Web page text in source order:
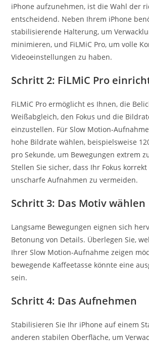
iPhone aufzunehmen, ist die Wahl der
entscheidend. Neben Ihrem iPhone
stabilisierende Halterung, um
minimieren, und FiLMiC Pro, um volle
Videoeinstellungen zu haben.
Schritt 2: FiLMiC Pro
FiLMiC Pro ermöglicht es Ihnen, die
Weißabgleich, den Fokus und die
einzustellen. Für Slow Motion-
hohe Bildrate wählen, beispielsweise
pro Sekunde, um Bewegungen extrem
Stellen Sie sicher, dass Ihr Fokus
unscharfe Aufnahmen zu vermeiden.
Schritt 3: Das Motiv wählen
Langsame Bewegungen eignen sich
Betonung von Details. Überlegen Sie,
Ihrer Slow Motion-Aufnahme zeigen
bewegende Kaffeetasse könnte eine
sein.
Schritt 4: Das Aufnehmen
Stabilisieren Sie Ihr iPhone auf einem
anderen stabilen Oberfläche, um